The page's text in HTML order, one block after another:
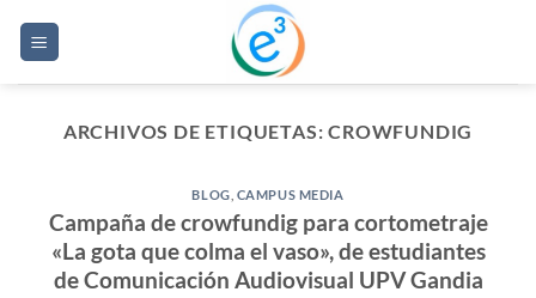
ARCHIVOS DE ETIQUETAS:CROWFUNDIG
BLOG CAMPUS MEDIA
Campaña de crowfundig para cortometraje
«La gota que colma el vaso», de estudiantes
de Comunicación Audiovisual UPV Gandia